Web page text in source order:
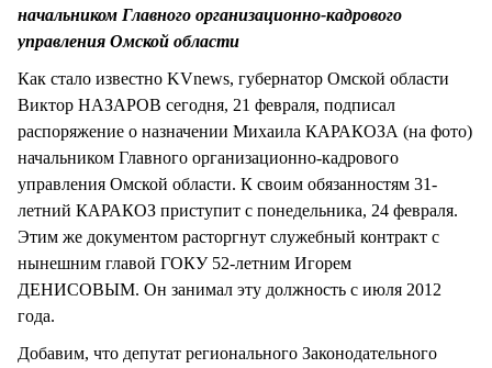
начальником Главного организационно-кадрового
управления Омской области
Как стало известно KVnews, губернатор Омской области
Виктор НАЗАРОВ сегодня, 21 февраля, подписал
распоряжение о назначении Михаила КАРАКОЗА (на фото)
начальником Главного организационно-кадрового
управления Омской области. К своим обязанностям 31-
летний КАРАКОЗ приступит с понедельника, 24 февраля.
Этим же документом расторгнут служебный контракт с
нынешним главой ГОКУ 52-летним Игорем
ДЕНИСОВЫМ. Он занимал эту должность с июля 2012
года.
Добавим, что депутат регионального Законодательного